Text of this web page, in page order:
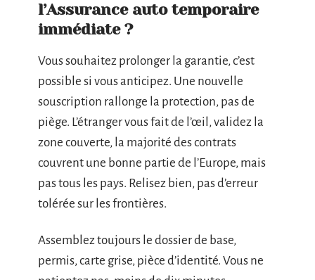
l’Assurance auto temporaire
immédiate ?
Vous souhaitez prolonger la garantie, c’est
possible si vous anticipez. Une nouvelle
souscription rallonge la protection, pas de
piège. L’étranger vous fait de l’œil, validez la
zone couverte, la majorité des contrats
couvrent une bonne partie de l’Europe, mais
pas tous les pays. Relisez bien, pas d’erreur
tolérée sur les frontières.
Assemblez toujours le dossier de base,
permis, carte grise, pièce d’identité. Vous ne